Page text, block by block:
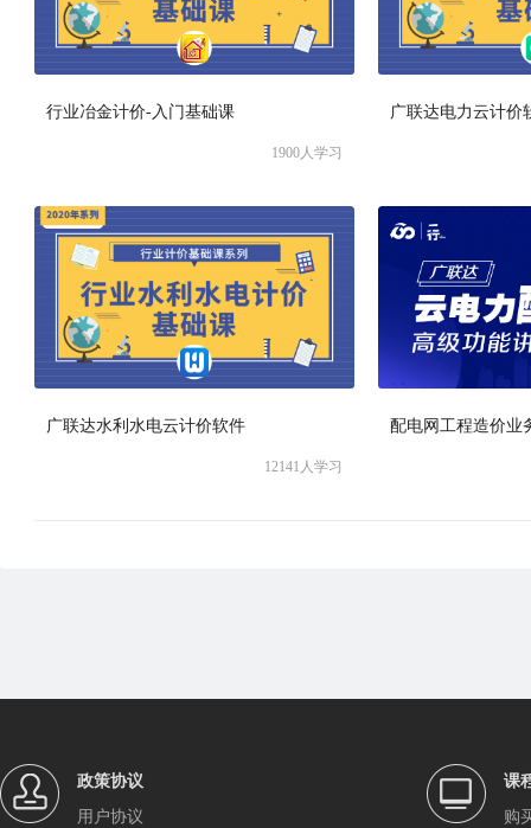
行业冶金计价-入门基础课
1900人学习
广联达电力云计价
广联达水利水电云计价软件
12141 人学习
配电网工程造价业
政策协议
用户协议
课
购